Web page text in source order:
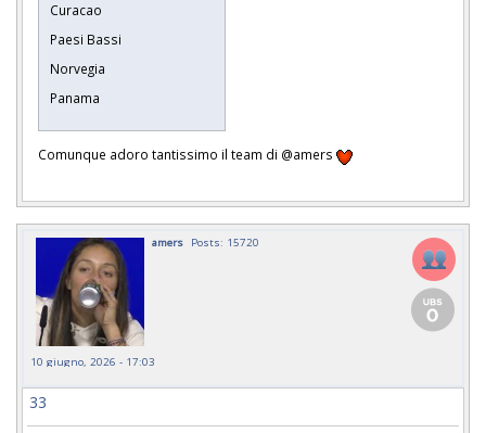
Curacao
Paesi Bassi
Norvegia
Panama
Comunque adoro tantissimo il team di @amers
amers Posts: 15720
10 giugno, 2026 - 17:03
33